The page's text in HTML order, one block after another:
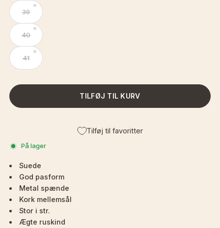
39
40
41
TILFØJ TIL KURV
Tilføj til favoritter
På lager
Suede
God pasform
Metal spænde
Kork mellemsål
Stor i str.
Ægte ruskind